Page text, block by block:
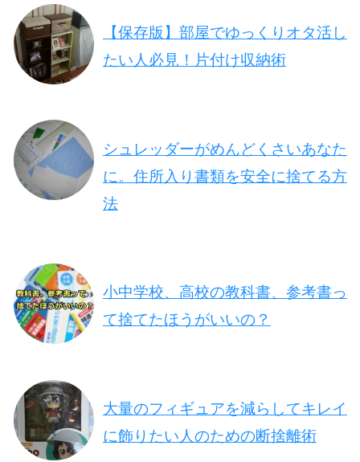
【保存版】部屋でゆっくりオタ活し
たい人必見！片付け収納術
シュレッダーがめんどくさいあなた
に。住所入り書類を安全に捨てる方
法
小中学校、高校の教科書、参考書っ
て捨てたほうがいいの？
大量のフィギュアを減らしてキレイ
に飾りたい人のための断捨離術